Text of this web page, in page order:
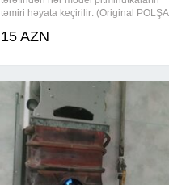
təmiri həyata keçirilir: (Original POLŞA
(almaniya istehsalı olan BOSCH), ve
15 AZN